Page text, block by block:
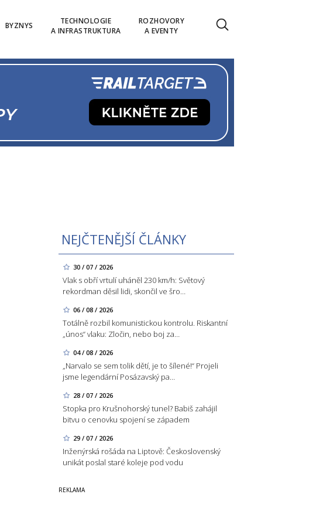
BYZNYS
TECHNOLOGIE
A INFRASTRUKTURA
ROZHOVORY
A EVENTY
NEJČTENĚJŠÍ ČLÁNKY
30 / 07 / 2026
Vlak s obří vrtulí uháněl 230 km/h: Světový
rekordman děsil lidi, skončil ve šro…
06 / 08 / 2026
Totálně rozbil komunistickou kontrolu. Riskantní
„únos“ vlaku: Zločin, nebo boj za…
04 / 08 / 2026
„Narvalo se sem tolik dětí, je to šílené!“ Projeli
jsme legendární Posázavský pa…
28 / 07 / 2026
Stopka pro Krušnohorský tunel? Babiš zahájil
bitvu o cenovku spojení se západem
29 / 07 / 2026
Inženýrská rošáda na Liptově: Československý
unikát poslal staré koleje pod vodu